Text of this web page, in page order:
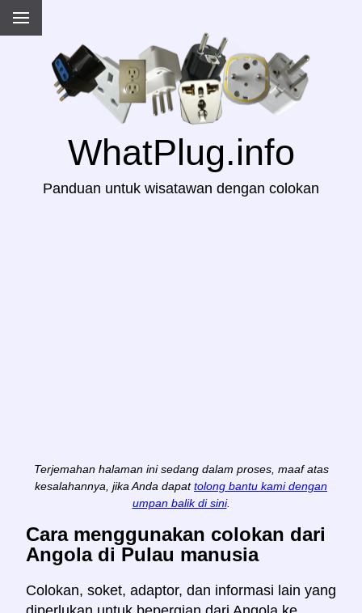
WhatPlug.info
Panduan untuk wisatawan dengan colokan
Terjemahan halaman ini sedang dalam proses, maaf atas
kesalahannya, jika Anda dapat tolong bantu kami dengan
umpan balik di sini.
Cara menggunakan colokan dari
Angola di Pulau manusia
Colokan, soket, adaptor, dan informasi lain yang